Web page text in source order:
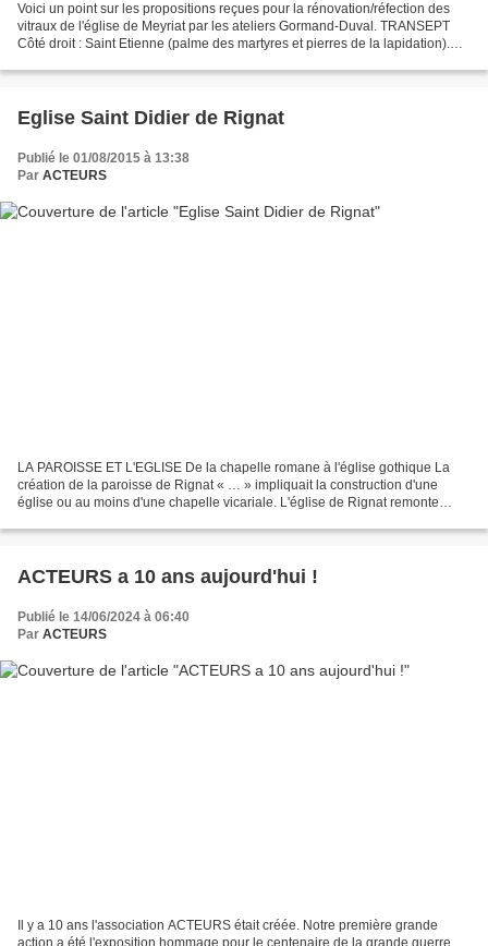
Voici un point sur les propositions reçues pour la rénovation/réfection des
vitraux de l'église de Meyriat par les ateliers Gormand-Duval. TRANSEPT
Côté droit : Saint Etienne (palme des martyres et pierres de la lapidation).
Eglise Saint Didier de Rignat
Publié le 01/08/2015 à 13:38
Par ACTEURS
LA PAROISSE ET L'EGLISE De la chapelle romane à l'église gothique La
création de la paroisse de Rignat « … » impliquait la construction d'une
église ou au moins d'une chapelle vicariale. L'église de Rignat remonte
ACTEURS a 10 ans aujourd'hui !
Publié le 14/06/2024 à 06:40
Par ACTEURS
Il y a 10 ans l'association ACTEURS était créée. Notre première grande
action a été l'exposition hommage pour le centenaire de la grande guerre.